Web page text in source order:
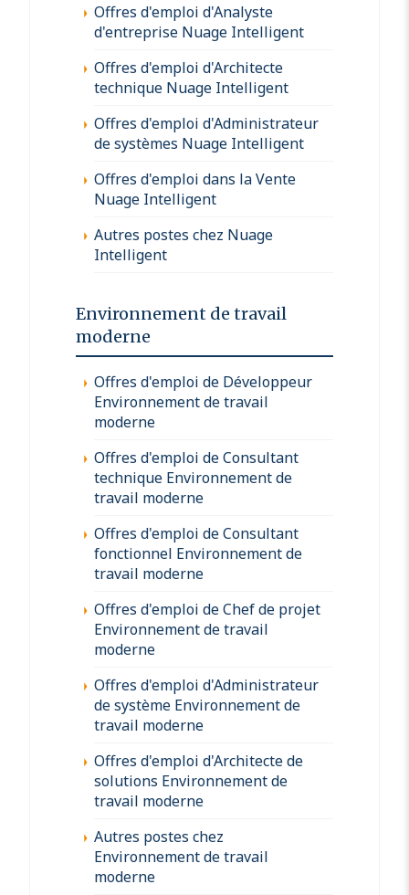
Offres d'emploi d'Analyste
d'entreprise Nuage Intelligent
Offres d'emploi d'Architecte
technique Nuage Intelligent
Offres d'emploi d'Administrateur
de systèmes Nuage Intelligent
Offres d'emploi dans la Vente
Nuage Intelligent
Autres postes chez Nuage
Intelligent
Environnement de travail
moderne
Offres d'emploi de Développeur
Environnement de travail
moderne
Offres d'emploi de Consultant
technique Environnement de
travail moderne
Offres d'emploi de Consultant
fonctionnel Environnement de
travail moderne
Offres d'emploi de Chef de projet
Environnement de travail
moderne
Offres d'emploi d'Administrateur
de système Environnement de
travail moderne
Offres d'emploi d'Architecte de
solutions Environnement de
travail moderne
Autres postes chez
Environnement de travail
moderne